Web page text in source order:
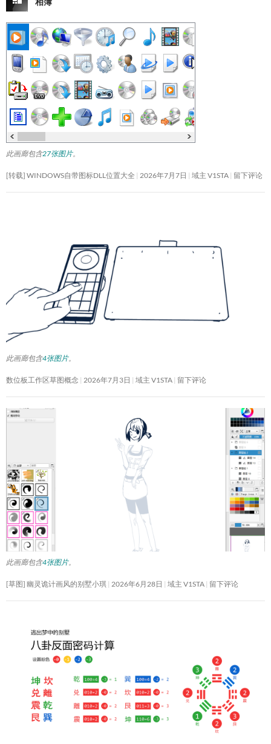
此画廊包含27张图片。
[转载] WINDOWS自带图标DLL位置大全 2026年7月7日 域主 V1STA 留下评论
此画廊包含4张图片。
数位板工作区草图概念 2026年7月3日 域主 V1STA 留下评论
此画廊包含4张图片。
[草图] 幽灵诡计画风的别墅小琪 2026年6月28日 域主 V1STA 留下评论